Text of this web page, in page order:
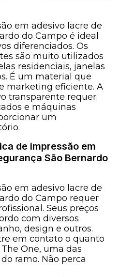
em adesivo lacre de
do Campo é ideal
diferenciados. Os
são muito utilizados
residenciais, janelas
É um material que
marketing eficiente. A
transparente requer
e máquinas
um
de impressão em
São Bernardo
em adesivo lacre de
do Campo requer
Seus preços
com diversos
design e outros.
em contato o quanto
One, uma das
ramo. Não perca